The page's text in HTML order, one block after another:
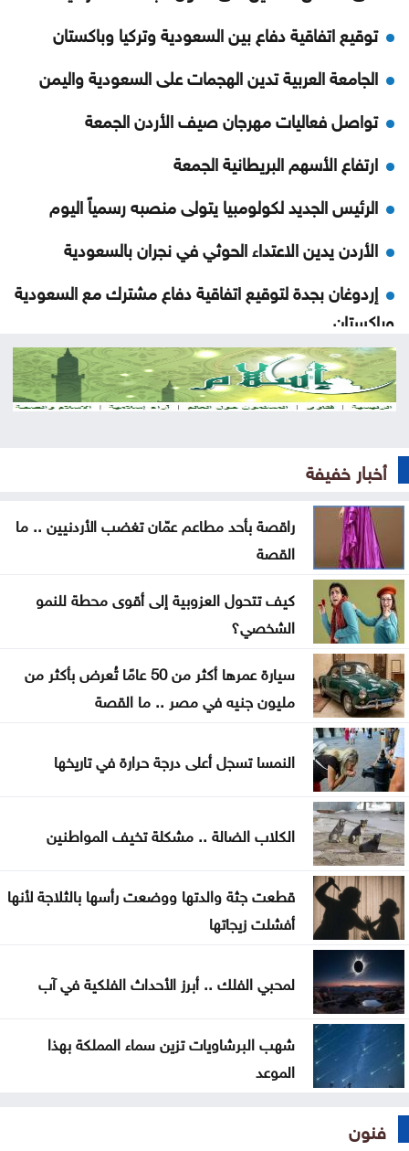
توقيع اتفاقية دفاع بين السعودية وتركيا وباكستان
الجامعة العربية تدين الهجمات على السعودية واليمن
تواصل فعاليات مهرجان صيف الأردن الجمعة
ارتفاع الأسهم البريطانية الجمعة
الرئيس الجديد لكولومبيا يتولى منصبه رسمياً اليوم
الأردن يدين الاعتداء الحوثي في نجران بالسعودية
إردوغان بجدة لتوقيع اتفاقية دفاع مشترك مع السعودية
وباكستان
ارتفاع كبير في الصادرات والواردات الصينية
الاحتلال يلقي قنبلة باتجاه جرافة للجيش اللبناني
خلّف قتلى وجرحى .. هجوم حوثي بالمسيّرات على مأرب
العثور على جثة شخص داخل حفرة في الكورة
الاحتلال يقصف بلدة ميس الجبل جنوبي لبنان
فينيسيوس جونيور يمدد عقده مع ريال مدريد
ارتفاع عدد إصابات إيبولا إلى أكثر من 4 آلاف بالكونغو
أخبار خفيفة
راقصة بأحد مطاعم عمّان تغضب الأردنيين .. ما
القصة
كيف تتحول العزوبية إلى أقوى محطة للنمو
الشخصي؟
سيارة عمرها أكثر من 50 عامًا تُعرض بأكثر من
مليون جنيه في مصر .. ما القصة
النمسا تسجل أعلى درجة حرارة في تاريخها
الكلاب الضالة .. مشكلة تخيف المواطنين
قطعت جثة والدتها ووضعت رأسها بالثلاجة لأنها
أفشلت زيجاتها
لمحبي الفلك .. أبرز الأحداث الفلكية في آب
شهب البرشاويات تزين سماء المملكة بهذا
الموعد
فنون